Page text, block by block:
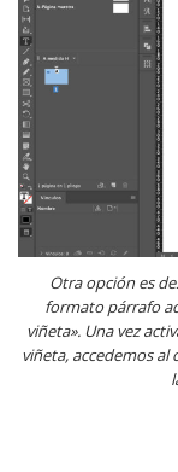
Otra opción es
formato párrafo
viñeta». Una vez
viñeta, accedemos